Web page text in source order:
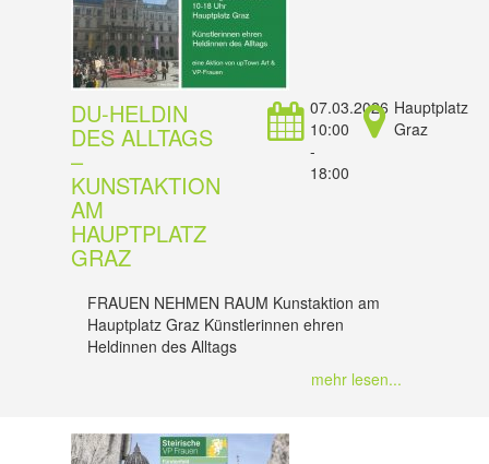
DU-HELDIN
DES ALLTAGS
–
KUNSTAKTION
AM
HAUPTPLATZ
GRAZ
07.03.2026
10:00
-
18:00
Hauptplatz
Graz
FRAUEN NEHMEN RAUM Kunstaktion am
Hauptplatz Graz Künstlerinnen ehren
Heldinnen des Alltags
mehr lesen...